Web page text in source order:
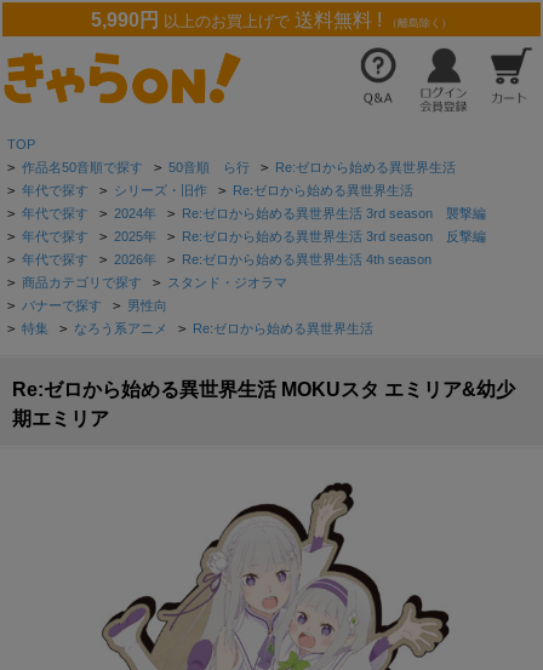
5,990円 以上のお買上げで 送料無料 ! （離島除く）
TOP
> 作品名50音順で探す > 50音順 ら行 > Re:ゼロから始める異世界生活
> 年代で探す > シリーズ・旧作 > Re:ゼロから始める異世界生活
> 年代で探す > 2024年 > Re:ゼロから始める異世界生活 3rd season 襲撃編
> 年代で探す > 2025年 > Re:ゼロから始める異世界生活 3rd season 反撃編
> 年代で探す > 2026年 > Re:ゼロから始める異世界生活 4th season
> 商品カテゴリで探す > スタンド・ジオラマ
> バナーで探す > 男性向
> 特集 > なろう系アニメ > Re:ゼロから始める異世界生活
Re:ゼロから始める異世界生活 MOKUスタ エミリア&幼少
期エミリア